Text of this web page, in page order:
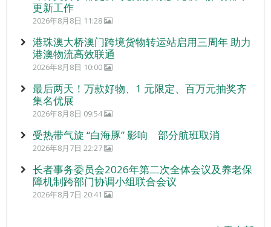
更新工作
2026年8月8日 11:28
港珠澳大桥澳门跨境货物转运站启用三周年 助力
港澳物流高效联通
2026年8月8日 10:00
最后两天！万款好物、1 元限定、百万元抽奖齐
集名优展
2026年8月8日 09:54
受热带气旋 “白海豚” 影响 部分航班取消
2026年8月7日 22:27
长者事务委员会2026年第二次全体会议及养老保
障机制跨部门协调小组联合会议
2026年8月7日 20:41